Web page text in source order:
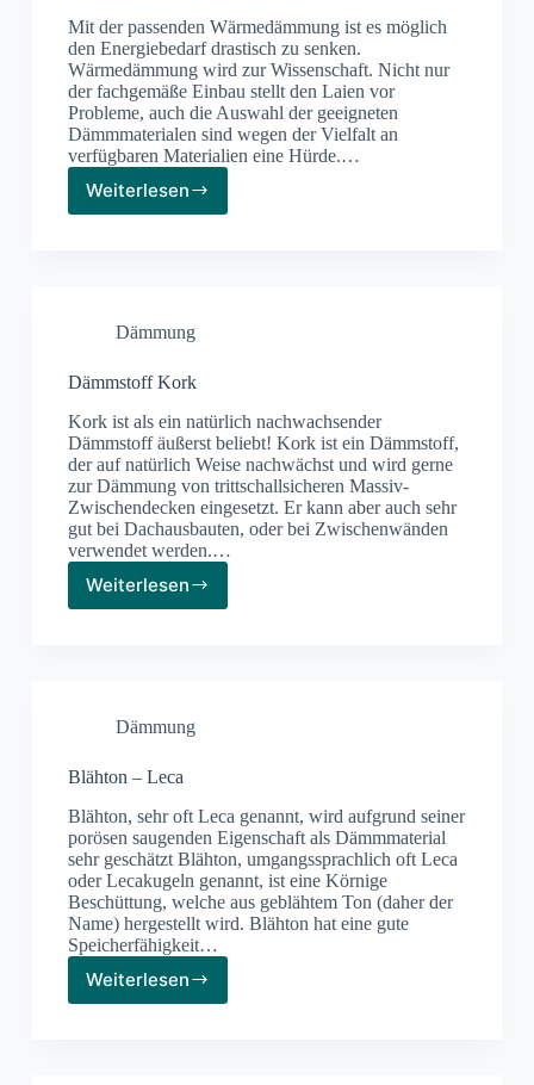
Mit der passenden Wärmedämmung ist es möglich
den Energiebedarf drastisch zu senken.
Wärmedämmung wird zur Wissenschaft. Nicht nur
der fachgemäße Einbau stellt den Laien vor
Probleme, auch die Auswahl der geeigneten
Dämmmaterialen sind wegen der Vielfalt an
verfügbaren Materialien eine Hürde.…
WeiterlesenWärmedämmung
Dämmung
Dämmstoff Kork
Kork ist als ein natürlich nachwachsender
Dämmstoff äußerst beliebt! Kork ist ein Dämmstoff,
der auf natürlich Weise nachwächst und wird gerne
zur Dämmung von trittschallsicheren Massiv-
Zwischendecken eingesetzt. Er kann aber auch sehr
gut bei Dachausbauten, oder bei Zwischenwänden
verwendet werden.…
WeiterlesenDämmstoff
Dämmung
Blähton – Leca
Blähton, sehr oft Leca genannt, wird aufgrund seiner
porösen saugenden Eigenschaft als Dämmmaterial
sehr geschätzt Blähton, umgangssprachlich oft Leca
oder Lecakugeln genannt, ist eine Körnige
Beschüttung, welche aus geblähtem Ton (daher der
Name) hergestellt wird. Blähton hat eine gute
Speicherfähigkeit…
Weiterlesen
Blähton
–